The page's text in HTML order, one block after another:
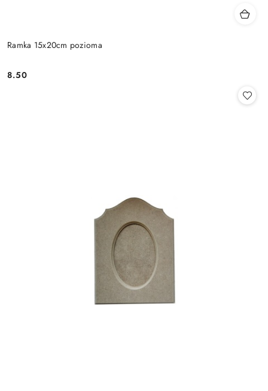
Ramka 15x20cm pozioma
Cena:
8.50